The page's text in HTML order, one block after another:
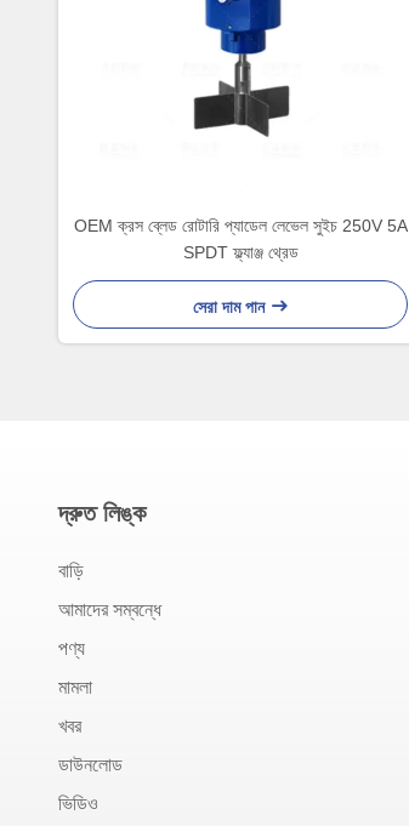
OEM ক্রস ব্লেড রোটারি প্যাডেল লেভেল সুইচ 250V 5A
SPDT ফ্ল্যাঞ্জ থ্রেড
সেরা দাম পান
দ্রুত লিঙ্ক
বাড়ি
আমাদের সম্বন্ধে
পণ্য
মামলা
খবর
ডাউনলোড
ভিডিও